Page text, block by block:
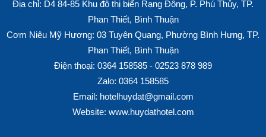
Địa chỉ: D4 84-85 Khu đô thị biển Rạng Đông, P. Phú Thủy, TP.
Phan Thiết, Bình Thuận
Cơm Niêu Mỹ Hương: 03 Tuyên Quang, Phường Bình Hưng, TP.
Phan Thiết, Bình Thuận
Điện thoại: 0364 158585 - 02523 878 989
Zalo: 0364 158585
Email: hotelhuydat@gmail.com
Website: www.huydathotel.com